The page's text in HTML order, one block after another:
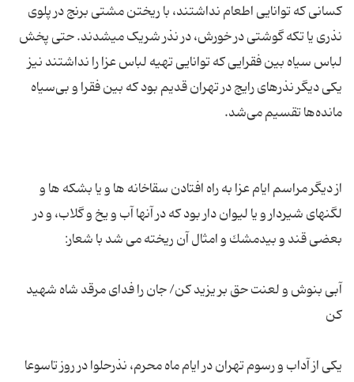
کسانی که توانایی اطعام نداشتند، با ریختن مشتی برنج در پلوی
نذری یا تکه گوشتی در خورش، در نذر شریک میشدند. حتی پخش
لباس سیاه بین فقرایی که توانایی تهیه لباس عزا را نداشتند نیز
یکی دیگر نذرهای رایج در تهران قدیم بود که بین فقرا و بی‌سیاه
از دیگر مراسم ایام عزا به راه افتادن سقاخانه ها و یا بشكه ها و
لگنهای شیردار و یا لیوان دار بود كه در آنها آب و یخ و گلاب، و در
آبی بنوش و لعنت حق بر یزید كن/ جان را فدای مرقد شاه شهید
یكی از آداب و رسوم تهران در ایام ماه محرم، نذرحلوا در روز تاسوعا